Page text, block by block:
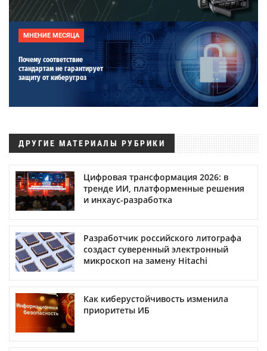
МНЕНИЕ МЕСЯЦА
Почему соответствие
стандартам не гарантирует
защиту от киберугроз
ДРУГИЕ МАТЕРИАЛЫ РУБРИКИ
Цифровая трансформация 2026: в
тренде ИИ, платформенные решения
и инхаус-разработка
Разработчик российского литографа
создаст суверенный электронный
микроскоп на замену Hitachi
Как киберустойчивость изменила
приоритеты ИБ